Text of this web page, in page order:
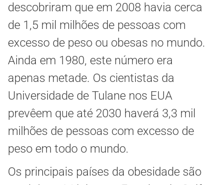
descobriram que em 2008 havia cerca
de 1,5 mil milhões de pessoas com
excesso de peso ou obesas no mundo.
Ainda em 1980, este número era
apenas metade. Os cientistas da
Universidade de Tulane nos EUA
prevêem que até 2030 haverá 3,3 mil
milhões de pessoas com excesso de
peso em todo o mundo.
Os principais países da obesidade são